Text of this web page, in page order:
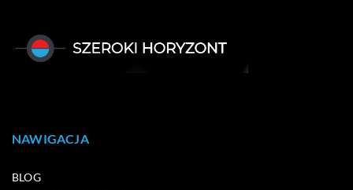
NAWIGACJA
BLOG